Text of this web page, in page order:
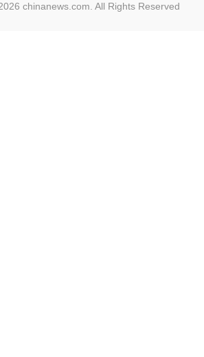
chinanews.com. All Rights Reserved